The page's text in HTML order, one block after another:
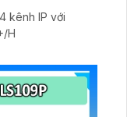
kênh IP với
H